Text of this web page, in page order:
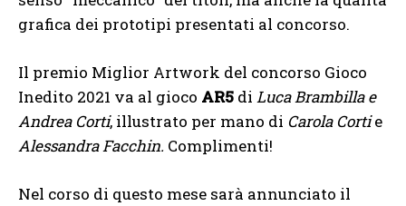
grafica dei prototipi presentati al concorso.
Il premio Miglior Artwork del concorso Gioco
Inedito 2021 va al gioco AR5 di Luca Brambilla e
Andrea Corti, illustrato per mano di Carola Cortie
Alessandra Facchin. Complimenti!
Nel corso di questo mese sarà annunciato il